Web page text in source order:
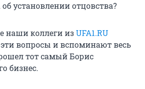
об установлении отцовства?
наши коллеги изUFA1.RU
вопросы и вспоминают весь
тот самый Борис
бизнес.